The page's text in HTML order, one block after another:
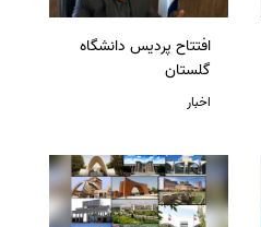
افتتاح پردیس دانشگاه
گلستان
اخبار